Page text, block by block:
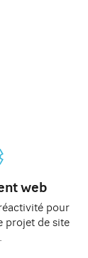
web
pour
projet de site
.